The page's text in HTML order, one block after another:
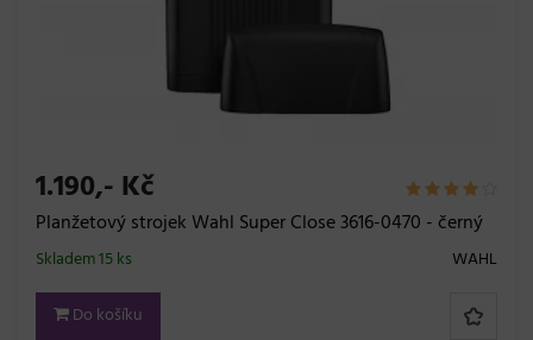
1.190,- Kč
Planžetový strojek Wahl Super Close 3616-0470 - černý
WAHL
Skladem 15 ks
Do košíku